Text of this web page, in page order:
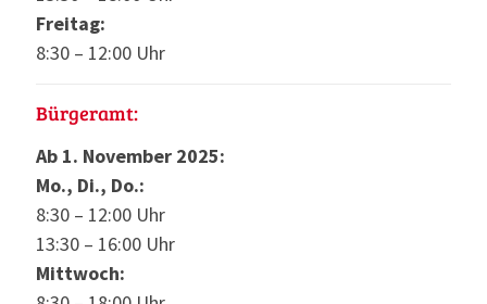
Freitag:
8:30 – 12:00 Uhr
Bürgeramt:
Ab 1. November 2025:
Mo., Di., Do.:
8:30 – 12:00 Uhr
13:30 – 16:00 Uhr
Mittwoch: